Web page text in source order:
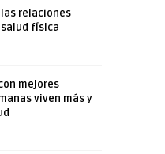
relaciones
física
mejores
viven más y